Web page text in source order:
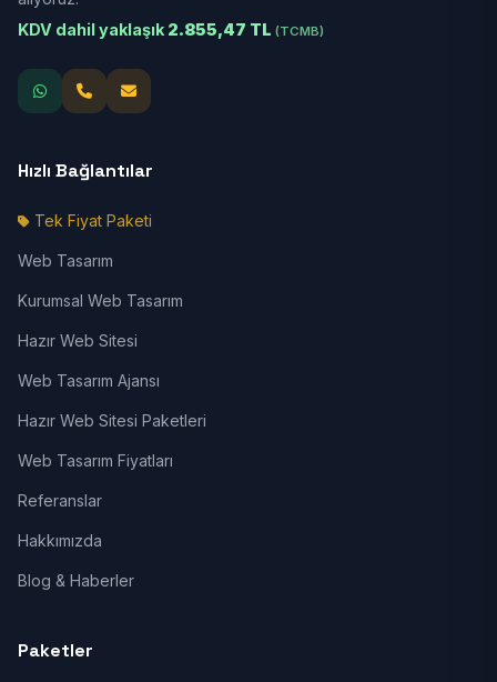
KDV dahil yaklaşık 2.855,47 TL (TCMB)
Hızlı Bağlantılar
Tek Fiyat Paketi
Web Tasarım
Kurumsal Web Tasarım
Hazır Web Sitesi
Web Tasarım Ajansı
Hazır Web Sitesi Paketleri
Web Tasarım Fiyatları
Referanslar
Hakkımızda
Blog & Haberler
Paketler